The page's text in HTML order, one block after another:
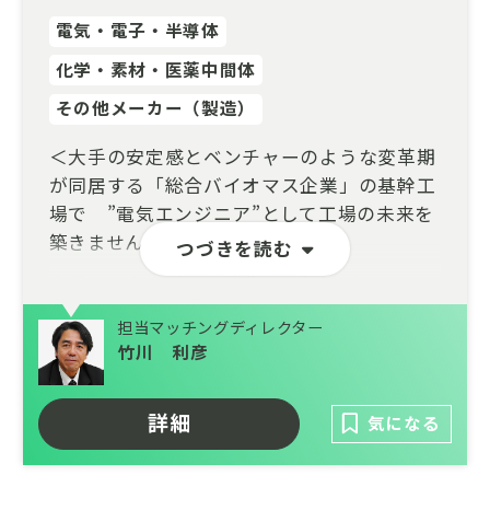
つづきを読む
電気・電子・半導体
化学・素材・医薬中間体
その他メーカー（製造）
＜大手の安定感とベンチャーのような変革期
が同居する「総合バイオマス企業」の基幹工
場で ”電気エンジニア”として工場の未来を
築きませんか？＞
大量のエネルギーを消費する製紙プラントに
おいて、脱炭素化へ向けたエネルギー転換
と、設備の高経年化に伴う「予防保全」の高
度化は、業界が直面する最大の課題です。
本ポジションのミッションは、IoTなどのDX
技術を導入したスマートな保全体制へのシフ
トを主導し、環境対応型設備への更新や設計
担当マッチングディレクター
竹川 利彦
詳細 気になる